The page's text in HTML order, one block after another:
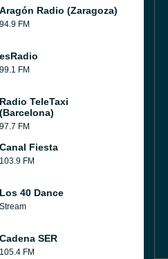
Aragón Radio (Zaragoza)
94.9 FM
esRadio
99.1 FM
Radio TeleTaxi
(Barcelona)
97.7 FM
Canal Fiesta
103.9 FM
Los 40 Dance
Stream
Cadena SER
105.4 FM